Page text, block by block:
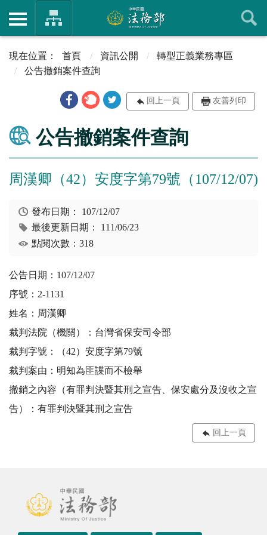
首頁 資訊公開
轉型正義業務專區
公告撤銷案件查詢
回上一頁 友善列印
公告撤銷案件查詢
周漢卿（42）安度字第79號（107/12/07)
發布日期： 107/12/07
最後更新日期： 111/06/23
點閱次數：318
公告日期：107/12/07
序號：2-1131
姓名：周漢卿
裁判法院（機關）：台灣省保安司令部
裁判字號：（42）安度字第79號
裁判案由：明知為匪諜而不檢舉
撤銷之內容（有罪判決暨其刑之宣告、保安處分及沒收之宣
告）：有罪判決暨其刑之宣告
回上一頁